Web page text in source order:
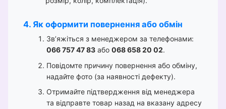
4. Як оформити повернення або обмін
Зв’яжіться з менеджером за телефонами:
066 757 47 83 або 068 658 20 02.
Повідомте причину повернення або обміну,
надайте фото (за наявності дефекту).
Отримайте підтвердження від менеджера
та відправте товар назад на вказану адресу